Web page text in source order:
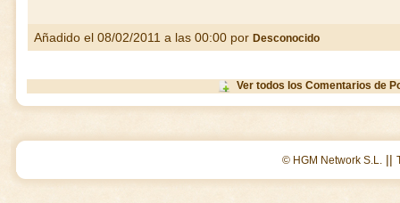
Añadido el 08/02/2011 a las 00:00 por Desconocido
Ver todos los Comentarios de
© HGM Network S.L. ||